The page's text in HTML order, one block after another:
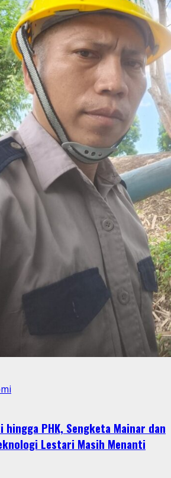
PHK, Sengketa Mainar dan
Lestari Masih Menanti